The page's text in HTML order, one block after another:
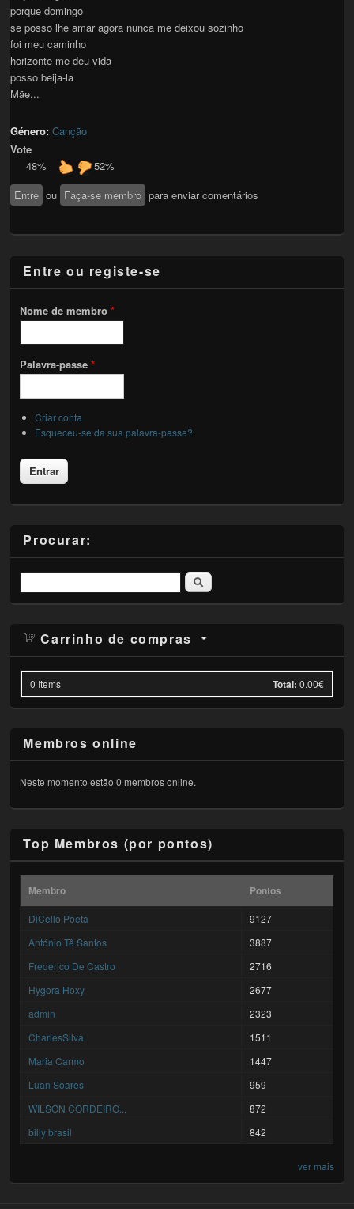
porque domingo
se posso lhe amar agora nunca me deixou sozinho
foi meu caminho
horizonte me deu vida
posso beija-la
Mãe...
Género:Canção
Vote
48%
52%
Entre ou Faça-se membro para enviar comentários
Entre ou registe-se
Nome de membro*
Palavra-passe*
Criar conta
Esqueceu-se da sua palavra-passe?
Procurar:
Pesquisar
Carrinho de compras
0 Items Total: 0.00€
Membros online
Neste momento estão 0 membros online.
Top Membros (por pontos)
Membro Pontos
DiCello Poeta
9127
António Tê Santos
3887
Frederico De Castro
2716
Hygora Hoxy
2677
admin
2323
CharlesSilva
1511
Maria Carmo
1447
Luan Soares
959
WILSON CORDEIRO...
872
billy brasil
842
ver mais